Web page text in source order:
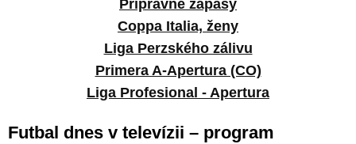
Prípravné zápasy
Coppa Italia, ženy
Liga Perzského zálivu
Primera A-Apertura (CO)
Liga Profesional - Apertura
Futbal dnes v televízii – program